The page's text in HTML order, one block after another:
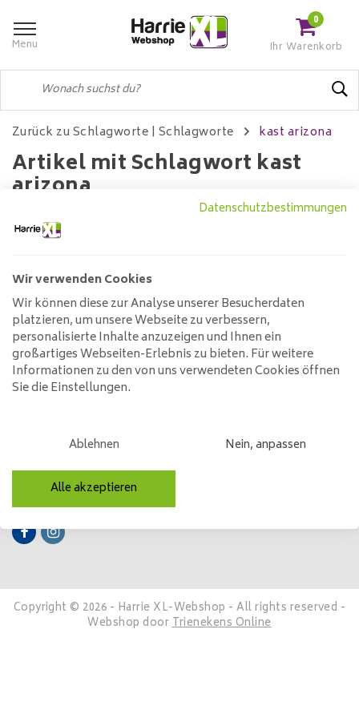
Menu
0
Ihr Warenkorb
Zurück zu Schlagworte | Schlagworte kast arizona
Artikel mit Schlagwort kast
arizona
Keine Produkte gefunden!...
Kundendienst
Mein Konto
Folge uns
Copyright © 2026 - Harrie XL-Webshop - All rights reserved -
Webshop doorTrienekens Online
Datenschutzbestimmungen
Wir verwenden Cookies
Wir können diese zur Analyse unserer Besucherdaten
platzieren, um unsere Webseite zu verbessern,
personalisierte Inhalte anzuzeigen und Ihnen ein
großartiges Webseiten-Erlebnis zu bieten. Für weitere
Informationen zu den von uns verwendeten Cookies öffnen
Sie die Einstellungen.
Ablehnen Nein, anpassen
Alle akzeptieren